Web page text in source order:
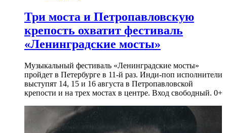
Три моста и Петропавловскую
крепость охватит фестиваль
«Ленинградские мосты»
Музыкальный фестиваль «Ленинградские мосты»
пройдет в Петербурге в 11-й раз. Инди-поп исполнители
выступят 14, 15 и 16 августа в Петропавловской
крепости и на трех мостах в центре. Вход свободный. 0+